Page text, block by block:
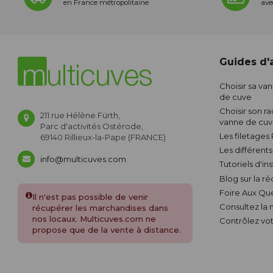
en France métropolitaine
211 rue Hélène Fürth,
Parc d'activités Ostérode,
69140 Rillieux-la-Pape (FRANCE)
info@multicuves.com
Il n'est pas possible de venir
récupérer les marchandises dans
nos locaux. Multicuves.com ne
propose que de la vente à distance.
Guides
Choisir sa
de cuve
Choisir son
vanne de
Les filetages
Les
Tutoriels
Blog sur la
Foire Aux
Consultez la
Contrôlez